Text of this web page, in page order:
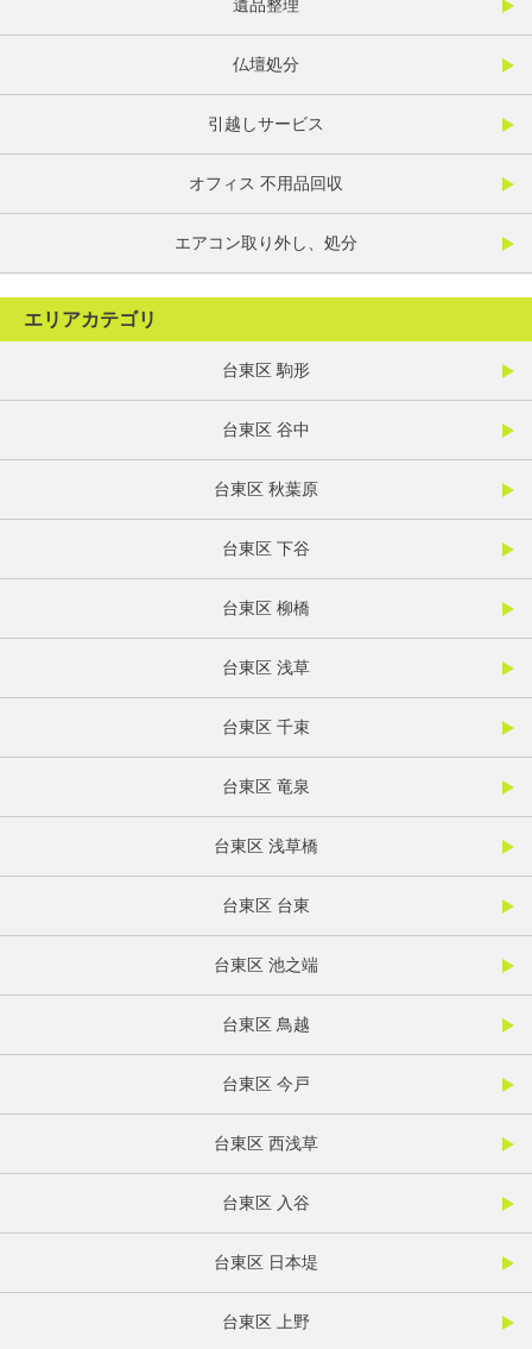
遺品整理
仏壇処分
引越しサービス
オフィス 不用品回収
エアコン取り外し、処分
エリアカテゴリ
台東区 駒形
台東区 谷中
台東区 秋葉原
台東区 下谷
台東区 柳橋
台東区 浅草
台東区 千束
台東区 竜泉
台東区 浅草橋
台東区 台東
台東区 池之端
台東区 鳥越
台東区 今戸
台東区 西浅草
台東区 入谷
台東区 日本堤
台東区 上野